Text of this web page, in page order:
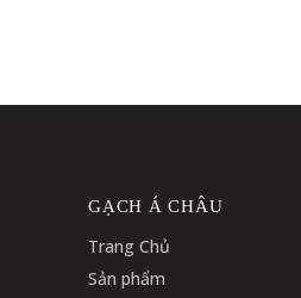
GẠCH Á CHÂU
Trang Chủ
Sản phẩm